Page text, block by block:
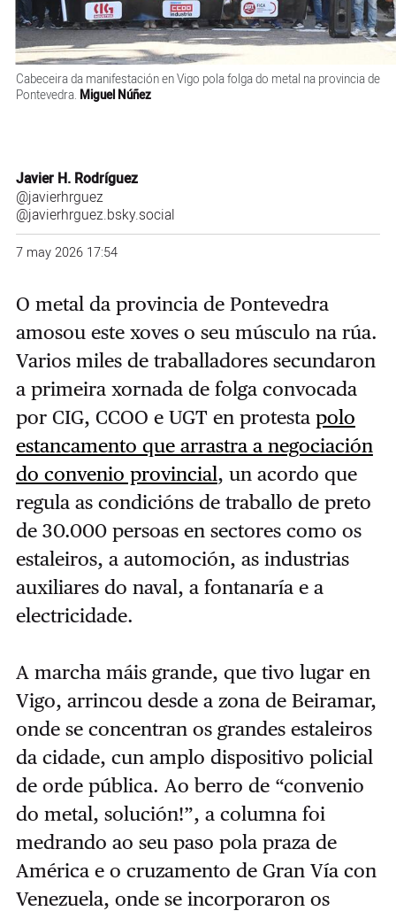
Cabeceira da manifestación en Vigo pola folga do metal na provincia de
Pontevedra. Miguel Núñez
Javier H. Rodríguez
@javierhrguez
@javierhrguez.bsky.social
7 may 2026 17:54
O metal da provincia de Pontevedra
amosou este xoves o seu músculo na rúa.
Varios miles de traballadores secundaron
a primeira xornada de folga convocada
por CIG, CCOO e UGT en protesta polo
estancamento que arrastra a negociación
do convenio provincial, un acordo que
regula as condicións de traballo de preto
de 30.000 persoas en sectores como os
estaleiros, a automoción, as industrias
auxiliares do naval, a fontanaría e a
electricidade.
A marcha máis grande, que tivo lugar en
Vigo, arrincou desde a zona de Beiramar,
onde se concentran os grandes estaleiros
da cidade, cun amplo dispositivo policial
de orde pública. Ao berro de “convenio
do metal, solución!”, a columna foi
medrando ao seu paso pola praza de
América e o cruzamento de Gran Vía con
Venezuela, onde se incorporaron os